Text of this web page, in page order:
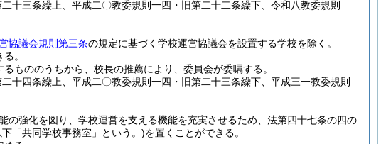
十三条繰上、平成二〇教委規則一四・旧第二十二条繰下、令和八教委規則
協議会規則第三条の規定に基づく学校運営協議会を設置する学校を除く。
。
もののうちから、校長の推薦により、委員会が委嘱する。
十四条繰上、平成二〇教委規則一四・旧第二十三条繰下、平成三一教委規則
強化を図り、学校運営を支える機能を充実させるため、法第四十七条の四の
「共同学校事務室」という。)を置くことができる。